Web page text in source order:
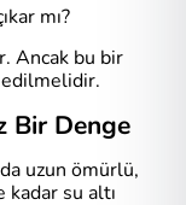
mı?
Ancak bu bir
Bir Denge
uzun ömürlü,
kadar su altı